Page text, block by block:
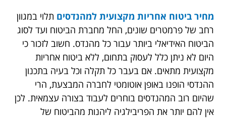
מחיר ביטוח אחריות מקצועית למהנדסים תלוי במגוון
רחב של פרמטרים שונים, החל מחברת הביטוח ועד לסוג
הביטוח האידיאלי ביותר עבור כל מהנדס. חשוב לזכור כי
היום לא ניתן כלל לעסוק בתחום, ללא ביטוח אחריות
מקצועית מתאים. אם בעבר כל תקלה וכל בעיה בתכנון
ההנדסי הופנו באופן אוטומטי לחברה המבצעת, הרי
שהיום רוב המהנדסים בוחרים לעבוד בצורה עצמאית. לכן
אין להם יותר את הפריבילגיה ליהנות מהביטוח של